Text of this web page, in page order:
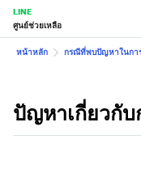
LINE
ศูนย์ช่วยเหลือ
หน้าหลัก กรณีที่พบปัญหาในกา
ปัญหาเกี่ยวกับ